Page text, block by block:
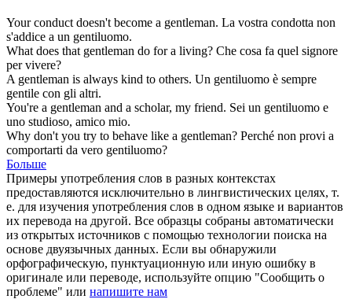
Your conduct doesn't become a gentleman. La vostra condotta non
s'addice a un gentiluomo.
What does that gentleman do for a living? Che cosa fa quel signore
per vivere?
A gentleman is always kind to others. Un gentiluomo è sempre
gentile con gli altri.
You're a gentleman and a scholar, my friend. Sei un gentiluomo e
uno studioso, amico mio.
Why don't you try to behave like a gentleman? Perché non provi a
comportarti da vero gentiluomo?
Больше
Примеры употребления слов в разных контекстах
предоставляются исключительно в лингвистических целях, т.
е. для изучения употребления слов в одном языке и вариантов
их перевода на другой. Все образцы собраны автоматически
из открытых источников с помощью технологии поиска на
основе двуязычных данных. Если вы обнаружили
орфографическую, пунктуационную или иную ошибку в
оригинале или переводе, используйте опцию "Сообщить о
проблеме" или напишите нам